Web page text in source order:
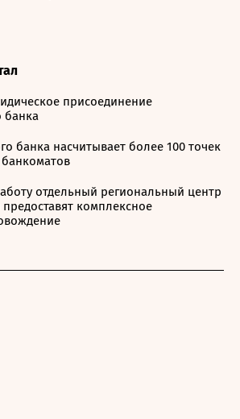
присоединение
банка
банка насчитывает более 100 точек
банкоматов
отдельный региональный центр
комплексное